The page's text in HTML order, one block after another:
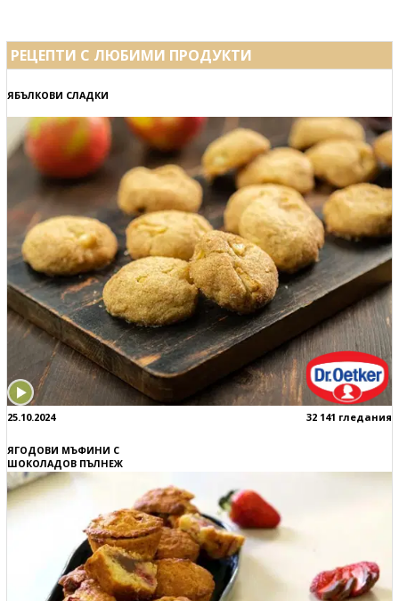
РЕЦЕПТИ С ЛЮБИМИ ПРОДУКТИ
ЯБЪЛКОВИ СЛАДКИ
25.10.2024 32 141 гледания
ЯГОДОВИ МЪФИНИ С
ШОКОЛАДОВ ПЪЛНЕЖ